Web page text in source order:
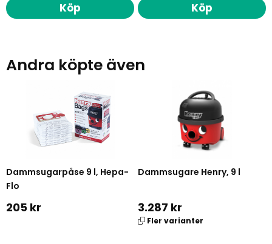
Köp Köp
Andra köpte även
Dammsugarpåse 9 l, Hepa-
Flo
205 kr
Dammsugare Henry, 9 l
3.287 kr
Fler varianter